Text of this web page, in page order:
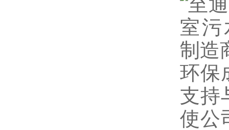
环保
支持
使公